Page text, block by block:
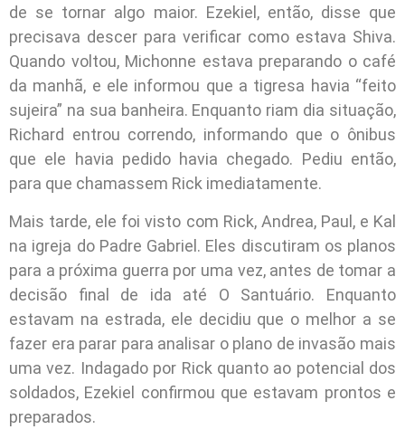
de se tornar algo maior. Ezekiel, então, disse que
precisava descer para verificar como estava Shiva.
Quando voltou, Michonne estava preparando o café
da manhã, e ele informou que a tigresa havia “feito
sujeira” na sua banheira. Enquanto riam dia situação,
Richard entrou correndo, informando que o ônibus
que ele havia pedido havia chegado. Pediu então,
para que chamassem Rick imediatamente.
Mais tarde, ele foi visto com Rick, Andrea, Paul, e Kal
na igreja do Padre Gabriel. Eles discutiram os planos
para a próxima guerra por uma vez, antes de tomar a
decisão final de ida até O Santuário. Enquanto
estavam na estrada, ele decidiu que o melhor a se
fazer era parar para analisar o plano de invasão mais
uma vez. Indagado por Rick quanto ao potencial dos
soldados, Ezekiel confirmou que estavam prontos e
preparados.